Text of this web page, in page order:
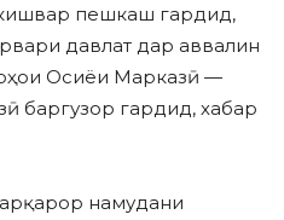
пешкаш гардид,
давлат дар аввалин
Осиёи Марказӣ —
баргузор гардид, хабар
намудани